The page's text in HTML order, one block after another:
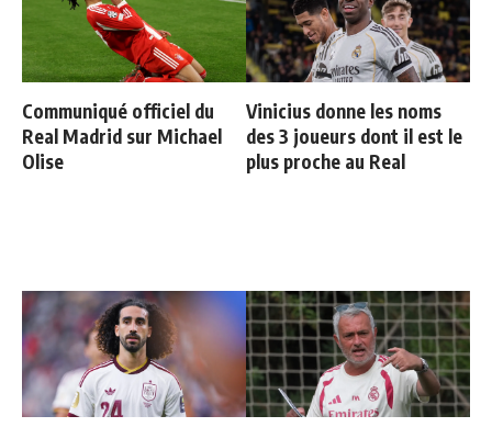
Communiqué officiel du
Real Madrid sur Michael
Olise
Vinicius donne les noms
des 3 joueurs dont il est le
plus proche au Real